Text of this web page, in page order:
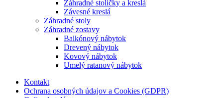
Záhradné stoličky a kreslá
Závesné kreslá
Záhradné stoly
Záhradné zostavy
Balkónový nábytok
Drevený nábytok
Kovový nábytok
Umelý ratanový nábytok
Kontakt
Ochrana osobných údajov a Cookies (GDPR)